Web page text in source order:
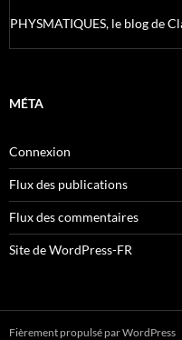
PHYSMATIQUES, le blog de
MÉTA
Connexion
Flux des publications
Flux des commentaires
Site de WordPress-FR
Fièrement propulsé par WordPress